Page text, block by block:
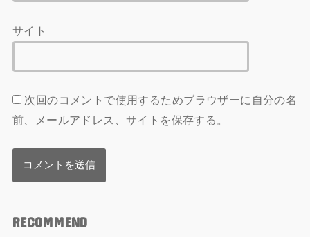
サイト
次回のコメントで使用するためブラウザーに自分の名
前、メールアドレス、サイトを保存する。
RECOMMEND